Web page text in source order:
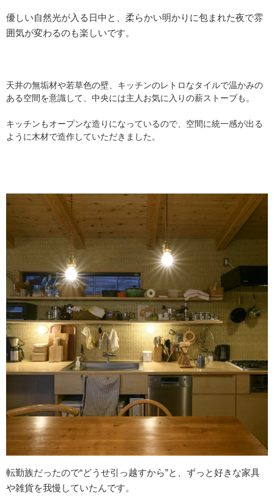
優しい自然光が入る日中と、柔らかい明かりに包まれた夜で雰
囲気が変わるのも楽しいです。
天井の無垢材や若草色の壁、キッチンのレトロなタイルで温かみの
ある空間を意識して、中央には主人お気に入りの薪ストーブも。
キッチンもオープンな造りになっているので、空間に統一感が出る
ように木材で造作していただきました。
転勤族だったので“どうせ引っ越すから”と、ずっと好きな家具
や雑貨を我慢していたんです。